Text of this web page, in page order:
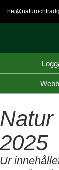
Natur
2025
Ur